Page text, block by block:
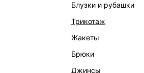
блузки и рубашки
трикотаж
жакеты
брюки
джинсы